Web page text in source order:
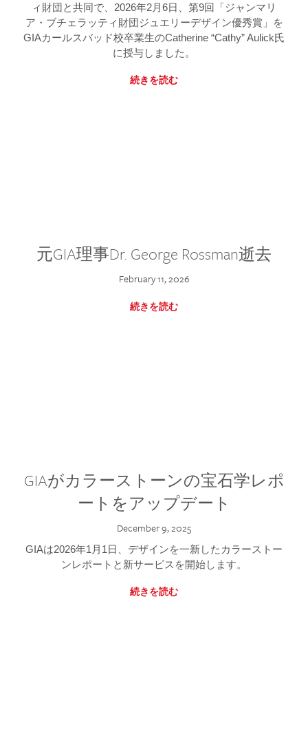
ィ財団と共同で、2026年2月6日、第9回「ジャンマリ
ア・ブチェラッティ財団ジュエリーデザイン優秀賞」を
GIAカールスバッド校卒業生のCatherine “Cathy” Aulick氏
に授与しました。
続きを読む
元GIA理事Dr. George Rossman逝去
February 11, 2026
続きを読む
GIAがカラーストーンの宝石学レポ
ートをアップデート
December 9, 2025
GIAは2026年1月1日、デザインを一新したカラーストー
ンレポートと新サービスを開始します。
続きを読む